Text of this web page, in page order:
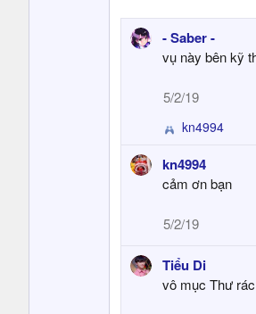
- Saber -
vụ này bên kỹ
5/2/19
R
a
c
s
:
kn4994
kn4994
cảm ơn bạn
5/2/19
Tiểu Di
vô mục Thư